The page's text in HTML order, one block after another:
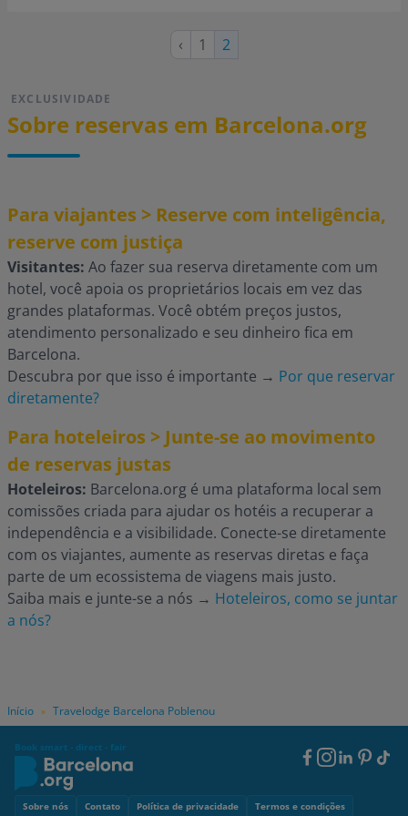
Início » Travelodge Barcelona Poblenou
Página
‹ Página
1
Página
2
EXCLUSIVIDADE
Sobre reservas em Barcelona.org
Para viajantes > Reserve com inteligência,
reserve com justiça
Visitantes: Ao fazer sua reserva diretamente com um
hotel, você apoia os proprietários locais em vez das
grandes plataformas. Você obtém preços justos,
atendimento personalizado e seu dinheiro fica em
Barcelona.
Descubra por que isso é importante → Por que reservar
diretamente?
Para hoteleiros > Junte-se ao movimento
de reservas justas
Hoteleiros: Barcelona.org é uma plataforma local sem
comissões criada para ajudar os hotéis a recuperar a
independência e a visibilidade. Conecte-se diretamente
com os viajantes, aumente as reservas diretas e faça
parte de um ecossistema de viagens mais justo.
Saiba mais e junte-se a nós → Hoteleiros, como se juntar
a nós?
Book smart - direct - fair
Footer
Social
Footer
Sobre nós Contato Política de privacidade Termos e condições